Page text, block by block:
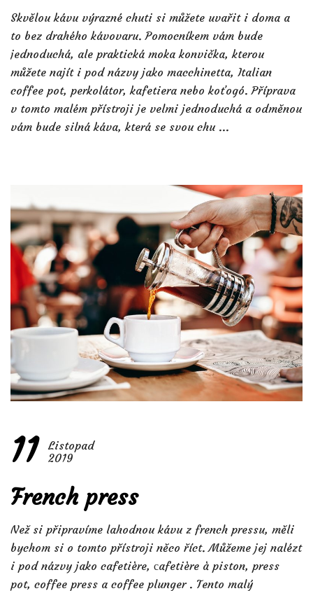
Skvělou kávu výrazné chuti si můžete uvařit i doma a
to bez drahého kávovaru. Pomocníkem vám bude
jednoduchá, ale praktická moka konvička, kterou
můžete najít i pod názvy jako macchinetta, Italian
coffee pot, perkolátor, kafetiera nebo koťogó. Příprava
v tomto malém přístroji je velmi jednoduchá a odměnou
vám bude silná káva, která se svou chu ...
11
Listopad
2019
French press
Než si připravíme lahodnou kávu z french pressu, měli
bychom si o tomto přístroji něco říct. Můžeme jej nalézt
i pod názvy jako cafetière, сafetière à piston, press
pot, coffee press a coffee plunger . Tento malý